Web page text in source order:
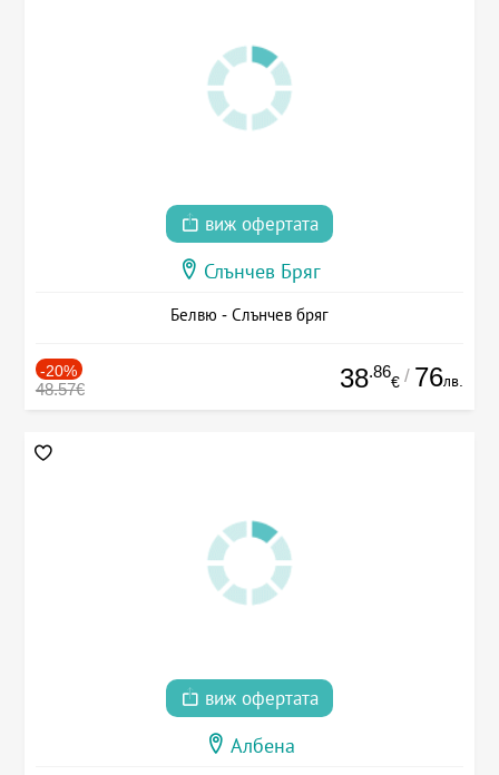
виж офертата
Слънчев Бряг
Белвю - Слънчев бряг
-20%
48.57€ 38.86
€ / 76лв.
виж офертата
Албена